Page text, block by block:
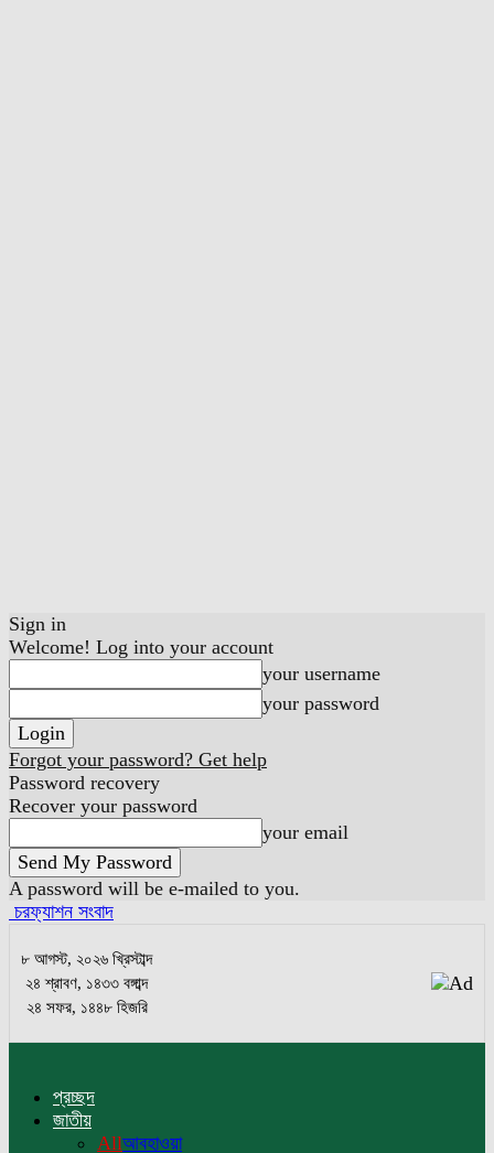
Sign in
Welcome! Log into your account
your username
your password
Forgot your password? Get help
Password recovery
Recover your password
your email
A password will be e-mailed to you.
চরফ্যাশন সংবাদ
৮ আগস্ট, ২০২৬ খ্রিস্টাব্দ
২৪ শ্রাবণ, ১৪৩৩ বঙ্গাব্দ
২৪ সফর, ১৪৪৮ হিজরি
প্রচ্ছদ
জাতীয়
Allআবহাওয়া